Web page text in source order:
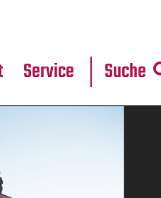
Service Suche